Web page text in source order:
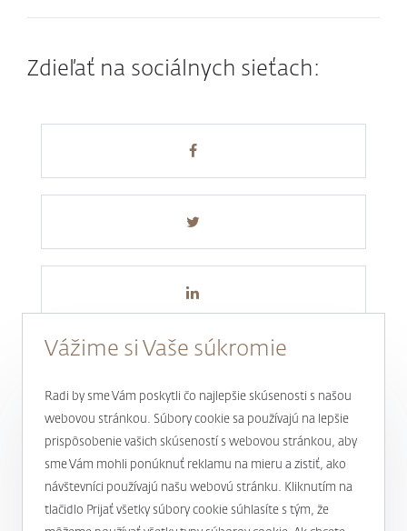
Zdieľať na sociálnych sieťach:
Novinky a aktuality
1
Vážime si Vaše súkromie
Radi by sme Vám poskytli čo najlepšie skúsenosti s našou
webovou stránkou. Súbory cookie sa používajú na lepšie
prispôsobenie vašich skúseností s webovou stránkou, aby
sme Vám mohli ponúknuť reklamu na mieru a zistiť, ako
návštevníci používajú našu webovú stránku. Kliknutím na
tlačidlo Prijať všetky súbory cookie súhlasíte s tým, že